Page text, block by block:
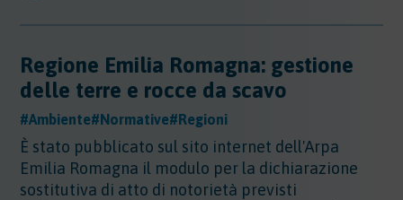
Normative
Notizie
Notizie
Regioni
Regioni - Abruzzo
Sentenze
Regione Emilia Romagna: gestione
delle terre e rocce da scavo
#Ambiente#Normative#Regioni
È stato pubblicato sul sito internet dell'Arpa
Emilia Romagna il modulo per la dichiarazione
sostitutiva di atto di notorietà previsti